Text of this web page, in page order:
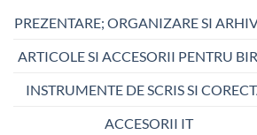
PREZENTARE; ORGANIZARE SI
ARTICOLE SI ACCESORII PENTRU
INSTRUMENTE DE SCRIS SI
ACCESORII IT